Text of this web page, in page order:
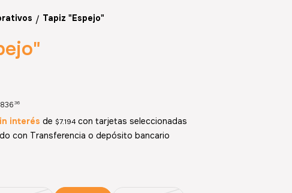
/ Tapiz "Espejo"
36
interés de $7.194con tarjetas seleccionadas
con Transferencia o depósito bancario